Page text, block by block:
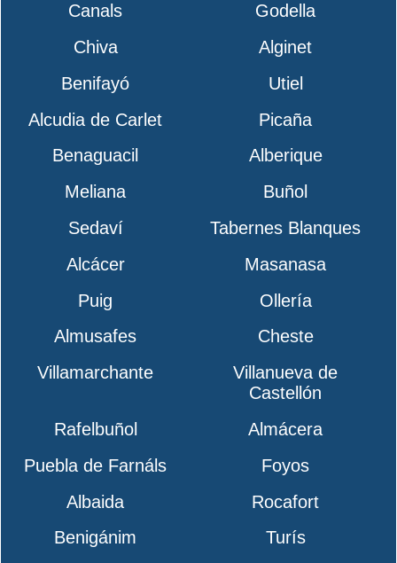
Canals
Godella
Chiva
Alginet
Benifayó
Utiel
Alcudia de Carlet
Picaña
Benaguacil
Alberique
Meliana
Buñol
Sedaví
Tabernes Blanques
Alcácer
Masanasa
Puig
Ollería
Almusafes
Cheste
Villamarchante
Villanueva de
Castellón
Rafelbuñol
Almácera
Puebla de Farnáls
Foyos
Albaida
Rocafort
Benigánim
Turís